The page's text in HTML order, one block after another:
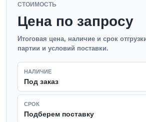
СТОИМОСТЬ
Цена по запросу
Итоговая цена, наличие и срок
партии и условий поставки.
НАЛИЧИЕ
Под заказ
СРОК
Подберем поставку